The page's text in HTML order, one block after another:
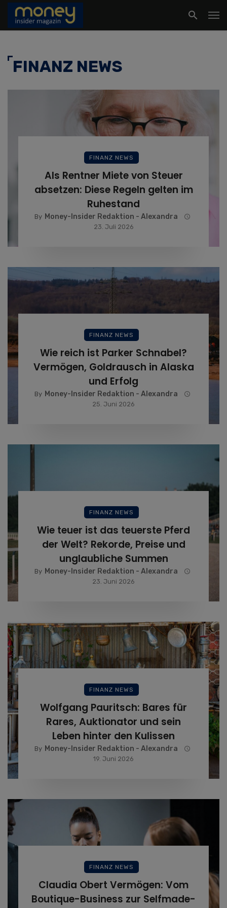
FINANZ NEWS
FINANZ NEWS
Als Rentner Miete von Steuer
absetzen: Diese Regeln gelten im
Ruhestand
By Money-Insider Redaktion - Alexandra
23. Juli 2026
FINANZ NEWS
Wie reich ist Parker Schnabel?
Vermögen, Goldrausch in Alaska
und Erfolg
By Money-Insider Redaktion - Alexandra
25. Juni 2026
FINANZ NEWS
Wie teuer ist das teuerste Pferd
der Welt? Rekorde, Preise und
unglaubliche Summen
By Money-Insider Redaktion - Alexandra
23. Juni 2026
FINANZ NEWS
Wolfgang Pauritsch: Bares für
Rares, Auktionator und sein
Leben hinter den Kulissen
By Money-Insider Redaktion - Alexandra
19. Juni 2026
FINANZ NEWS
Claudia Obert Vermögen: Vom
Boutique-Business zur Selfmade-